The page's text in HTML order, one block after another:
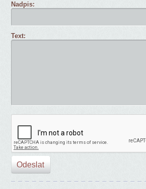
Nadpis:
Text: